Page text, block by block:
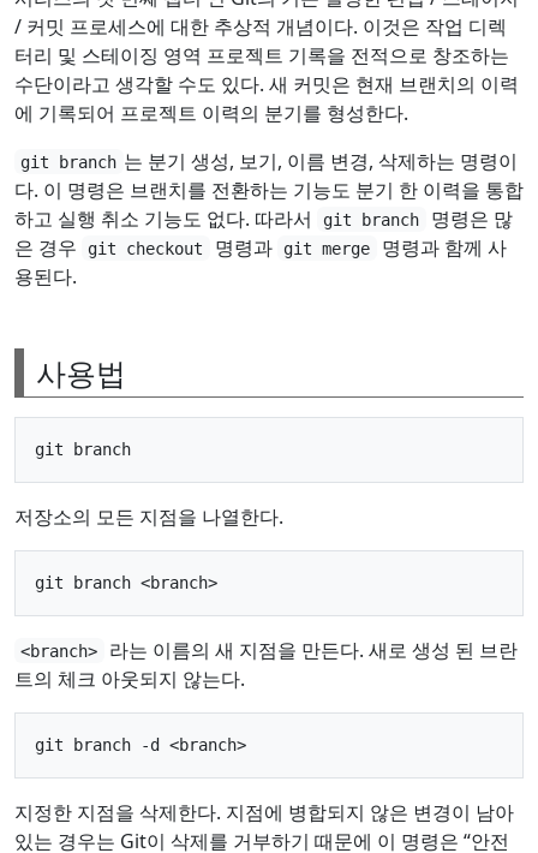
/ 커밋 프로세스에 대한 추상적 개념이다. 이것은 작업 디렉
터리 및 스테이징 영역 프로젝트 기록을 전적으로 창조하는
수단이라고 생각할 수도 있다. 새 커밋은 현재 브랜치의 이력
에 기록되어 프로젝트 이력의 분기를 형성한다.
git branch 는 분기 생성, 보기, 이름 변경, 삭제하는 명령이
다. 이 명령은 브랜치를 전환하는 기능도 분기 한 이력을 통합
하고 실행 취소 기능도 없다. 따라서
git branch
명령은 많
은 경우
git checkout 명령과 git merge
명령과 함께 사
용된다.
사용법
저장소의 모든 지점을 나열한다.
<branch>
라는 이름의 새 지점을 만든다. 새로 생성 된 브란
트의 체크 아웃되지 않는다.
지정한 지점을 삭제한다. 지점에 병합되지 않은 변경이 남아
있는 경우는 Git이 삭제를 거부하기 때문에 이 명령은 “안전